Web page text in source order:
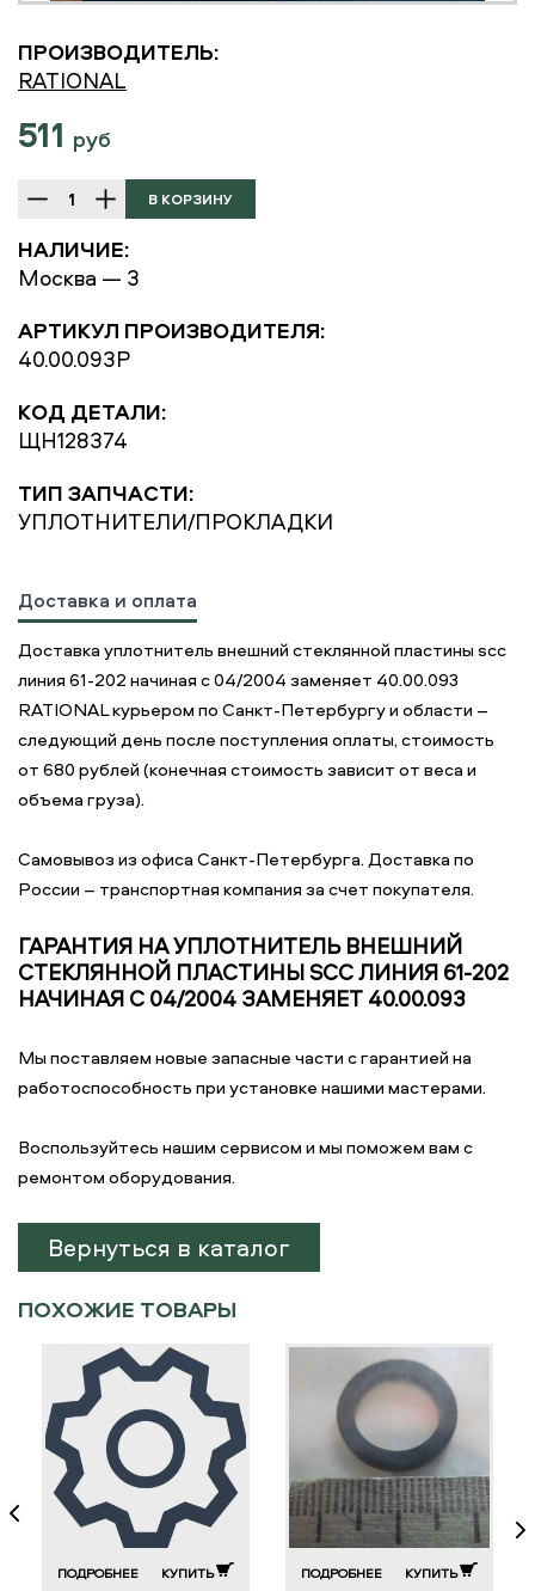
ПРОИЗВОДИТЕЛЬ:
RATIONAL
511 руб
НАЛИЧИЕ:
Москва — 3
АРТИКУЛ ПРОИЗВОДИТЕЛЯ:
40.00.093P
КОД ДЕТАЛИ:
ЩН128374
ТИП ЗАПЧАСТИ:
УПЛОТНИТЕЛИ/ПРОКЛАДКИ
Доставка и оплата
Доставка уплотнитель внешний стеклянной пластины scc
линия 61-202 начиная с 04/2004 заменяет 40.00.093
RATIONAL курьером по Санкт-Петербургу и области –
следующий день после поступления оплаты, стоимость
от 680 рублей (конечная стоимость зависит от веса и
объема груза).
Самовывоз из офиса Санкт-Петербурга. Доставка по
России – транспортная компания за счет покупателя.
ГАРАНТИЯ НА УПЛОТНИТЕЛЬ ВНЕШНИЙ
СТЕКЛЯННОЙ ПЛАСТИНЫ SCC ЛИНИЯ 61-202
НАЧИНАЯ С 04/2004 ЗАМЕНЯЕТ 40.00.093
Мы поставляем новые запасные части с гарантией на
работоспособность при установке нашими мастерами.
Воспользуйтесь нашим сервисом и мы поможем вам с
ремонтом оборудования.
Вернуться в каталог
ПОХОЖИЕ ТОВАРЫ
ПОДРОБНЕЕ КУПИТЬ ПОДРОБНЕЕ КУПИТЬ